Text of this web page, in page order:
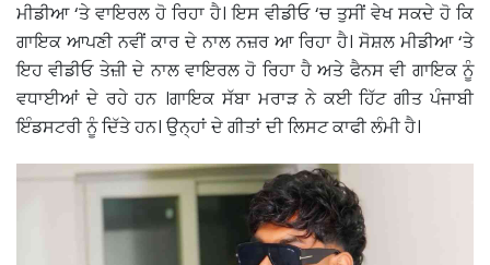
ਮੀਡੀਆ ‘ਤੇ ਵਾਇਰਲ ਹੋ ਰਿਹਾ ਹੈ। ਇਸ ਵੀਡੀਓ ‘ਚ ਤੁਸੀਂ ਵੇਖ ਸਕਦੇ ਹੋ ਕਿ
ਗਾਇਕ ਆਪਣੀ ਨਵੀਂ ਕਾਰ ਦੇ ਨਾਲ ਨਜ਼ਰ ਆ ਰਿਹਾ ਹੈ। ਸੋਸ਼ਲ ਮੀਡੀਆ ‘ਤੇ
ਇਹ ਵੀਡੀਓ ਤੇਜ਼ੀ ਦੇ ਨਾਲ ਵਾਇਰਲ ਹੋ ਰਿਹਾ ਹੈ ਅਤੇ ਫੈਨਸ ਵੀ ਗਾਇਕ ਨੂੰ
ਵਧਾਈਆਂ ਦੇ ਰਹੇ ਹਨ ।ਗਾਇਕ ਸੱਬਾ ਮਰਾੜ ਨੇ ਕਈ ਹਿੱਟ ਗੀਤ ਪੰਜਾਬੀ
ਇੰਡਸਟਰੀ ਨੂੰ ਦਿੱਤੇ ਹਨ। ਉਨ੍ਹਾਂ ਦੇ ਗੀਤਾਂ ਦੀ ਲਿਸਟ ਕਾਫੀ ਲੰਮੀ ਹੈ।